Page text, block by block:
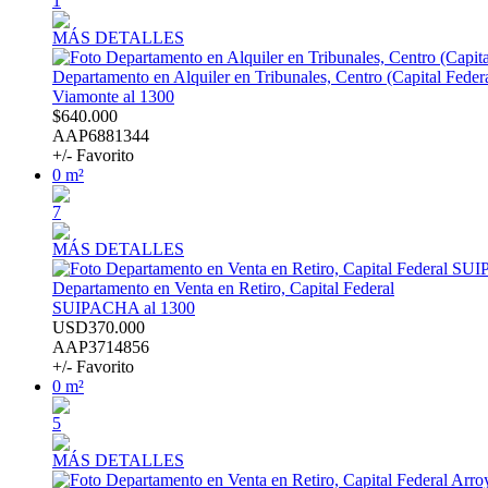
MÁS DETALLES
Departamento en Alquiler en Tribunales, Centro (Capital
Viamonte al 1300
$640.000
AAP6881344
+/- Favorito
0 m²
7
MÁS DETALLES
Departamento en Venta en Retiro, Capital Federal
SUIPACHA al 1300
USD370.000
AAP3714856
+/- Favorito
0 m²
5
MÁS DETALLES